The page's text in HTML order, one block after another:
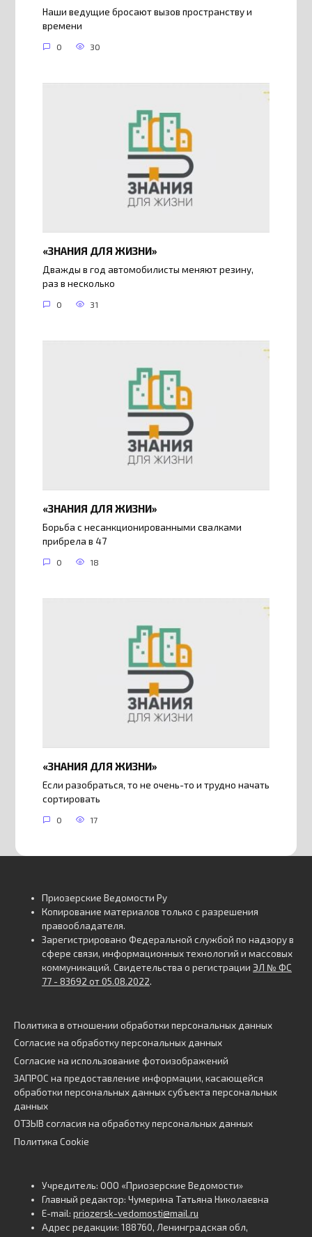
Наши ведущие бросают вызов пространству и
времени
0 30
«ЗНАНИЯ ДЛЯ ЖИЗНИ»
Дважды в год автомобилисты меняют резину,
раз в несколько
0 31
«ЗНАНИЯ ДЛЯ ЖИЗНИ»
Борьба с несанкционированными свалками
прибрела в 47
0 18
«ЗНАНИЯ ДЛЯ ЖИЗНИ»
Если разобраться, то не очень-то и трудно начать
сортировать
0 17
Приозерские Ведомости Ру
Копирование материалов только с разрешения
правообладателя.
Зарегистрировано Федеральной службой по надзору в
сфере связи, информационных технологий и массовых
коммуникаций. Свидетельства о регистрации ЭЛ № ФС
77 - 83692 от 05.08.2022.
Политика в отношении обработки персональных данных
Согласие на обработку персональных данных
Согласие на использование фотоизображений
ЗАПРОС на предоставление информации, касающейся
обработки персональных данных субъекта персональных
данных
ОТЗЫВ согласия на обработку персональных данных
Политика Cookie
Учредитель: ООО «Приозерские Ведомости»
Главный редактор: Чумерина Татьяна Николаевна
E-mail: priozersk-vedomosti@mail.ru
Адрес редакции: 188760, Ленинградская обл,